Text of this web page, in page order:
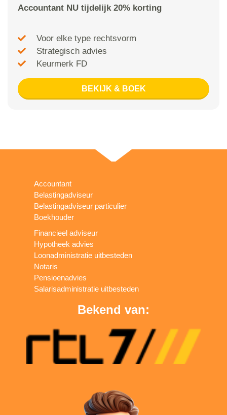
Accountant NU tijdelijk 20% korting
Voor elke type rechtsvorm
Strategisch advies
Keurmerk FD
BEKIJK & BOEK
Accountant
Belastingadviseur
Belastingadviseur particulier
Boekhouder
Financieel adviseur
Hypotheek advies
Loonadministratie uitbesteden
Notaris
Pensioenadvies
Salarisadministratie uitbesteden
Bekend van: